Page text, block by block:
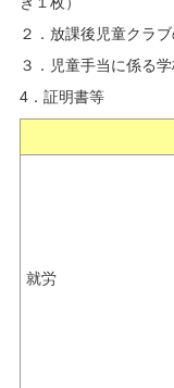
２．放課後児童クラ
３．児童手当に係る
4．証明書等
就労